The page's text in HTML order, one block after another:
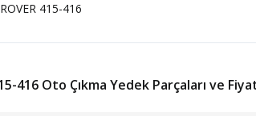
ROVER 415-416
416 Oto Çıkma Yedek Parçaları ve